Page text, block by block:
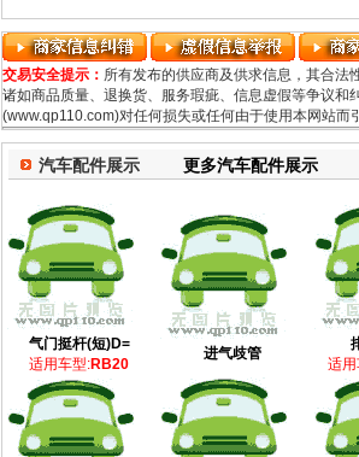
交易安全提示： 所有发布的供应商及供求信息，其合法
诸如商品质量、退换货、服务瑕疵、信息虚假等争议
(www.qp110.com)对任何损失或任何由于使用本网站而
汽车配件展示 更多汽车配件展示
气门挺杆(短)D=
适用车型:RB20
进气歧管
适用